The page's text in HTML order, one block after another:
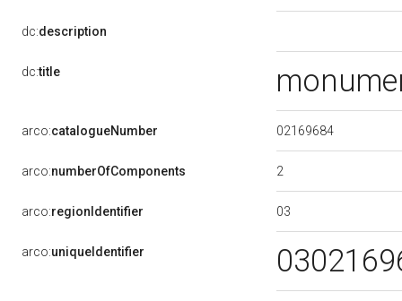
dc:description
dc:title
arco:catalogueNumber 02169684
arco:numberOfComponents 2
arco:regionIdentifier 03
arco:uniqueIdentifier